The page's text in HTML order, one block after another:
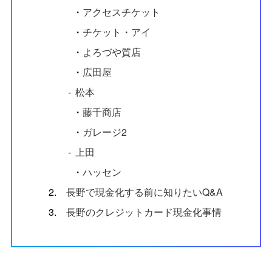
・ アクセスチケット
・チケット・アイ
・ よろづや質店
・ 広田屋
‐ 松本
・藤千商店
・ ガレージ2
‐ 上田
・ハッセン
2.
長野で現金化する前に知りたいQ&A
3.
長野のクレジットカード現金化事情